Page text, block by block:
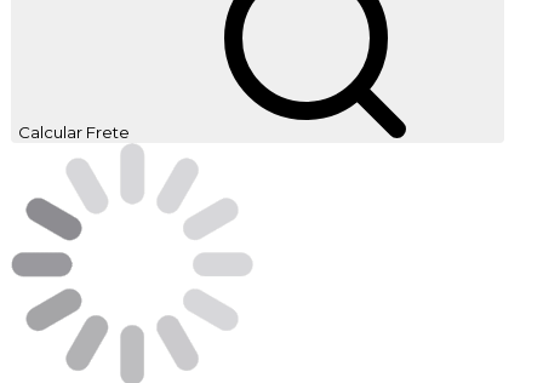
Calcular Frete